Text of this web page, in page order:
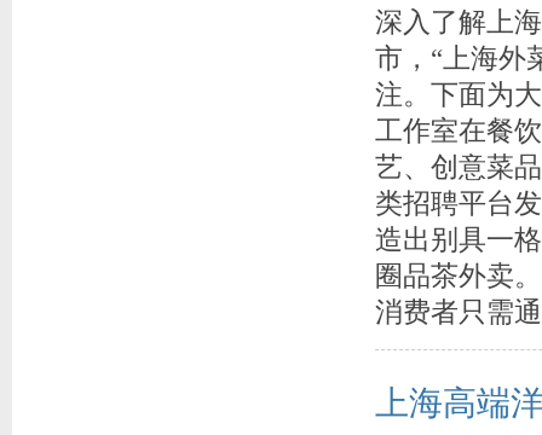
深入了解上
市，“上海外
注。下面为
工作室在餐
艺、创意菜
类招聘平台
造出别具一
圈品茶外卖
消费者只需
上海高端